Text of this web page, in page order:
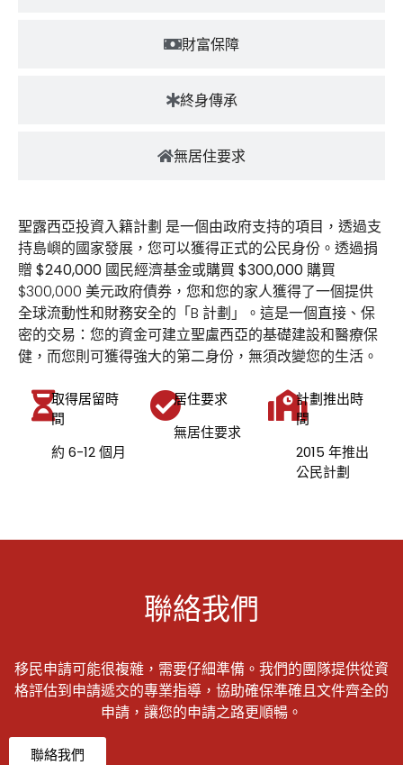
財富保障
終身傳承
無居住要求
聖露西亞投資入籍計劃 是一個由政府支持的項目，透過支
持島嶼的國家發展，您可以獲得正式的公民身份。透過捐
贈 $240,000 國民經濟基金或購買 $300,000 購買
$300,000 美元政府債券，您和您的家人獲得了一個提供
全球流動性和財務安全的「B 計劃」。這是一個直接、保
密的交易：您的資金可建立聖盧西亞的基礎建設和醫療保
健，而您則可獲得強大的第二身份，無須改變您的生活。
取得居留時
間
約 6-12 個月
居住要求
無居住要求
計劃推出時
間
2015 年推出
公民計劃
聯絡我們
移民申請可能很複雜，需要仔細準備。我們的團隊提供從資
格評估到申請遞交的專業指導，協助確保準確且文件齊全的
申請，讓您的申請之路更順暢。
聯絡我們